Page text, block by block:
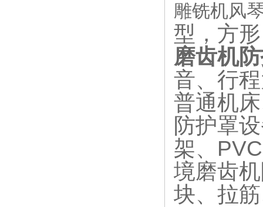
雕铣机风
型，方
磨齿机
音、行
普通机
防护罩
架、
境磨齿
块、拉